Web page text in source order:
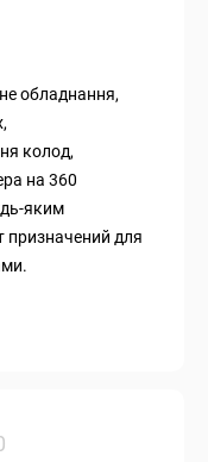
обладнання,
колод,
на 360
яким
призначений для